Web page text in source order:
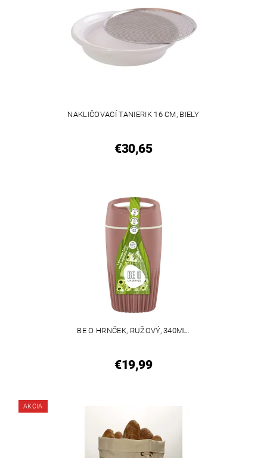
NAKLIČOVACÍ TANIERIK 16 CM, BIELY
€30,65
BE O HRNČEK, RUŽOVÝ, 340ML.
€19,99
AKCIA